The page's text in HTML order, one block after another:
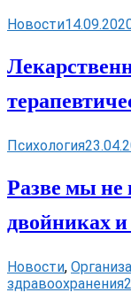
Новости
Психология
Разве мы не
двойниках
Новости,
здравоохранения